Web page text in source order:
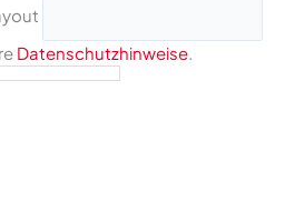
Datenschutzhinweise.